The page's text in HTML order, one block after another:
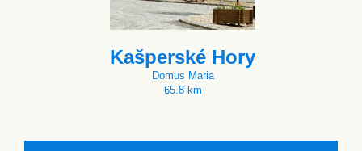
Kašperské Hory
Domus Maria
65.8 km